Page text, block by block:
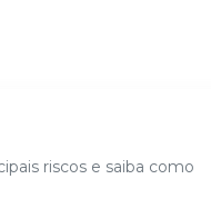
riscos e saiba como